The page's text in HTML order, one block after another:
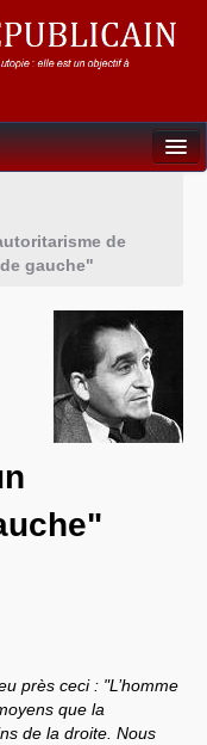
de
gauche"
près ceci : "L’homme
que la
de la droite. Nous